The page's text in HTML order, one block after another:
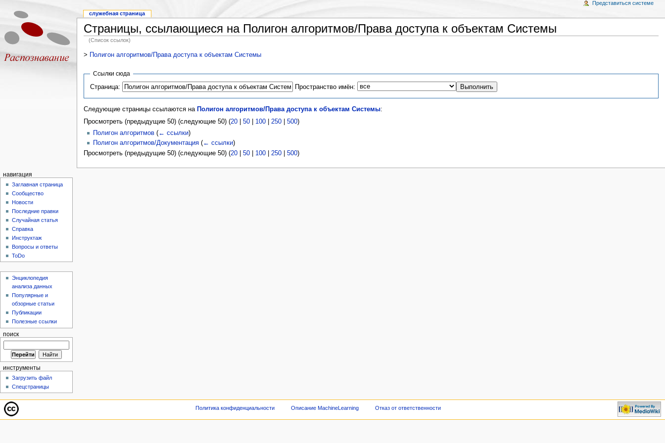
Страницы, ссылающиеся на Полигон алгоритмов/Права доступа к объектам Системы
(Список ссылок)
> Полигон алгоритмов/Права доступа к объектам Системы
Ссылки сюда
Страница:
Пространство имён:
Следующие страницы ссылаются на Полигон алгоритмов/Права доступа к объектам Системы:
Просмотреть (предыдущие 50) (следующие 50) (20| 50| 100| 250| 500)
Полигон алгоритмов (← ссылки)
Полигон алгоритмов/Документация (← ссылки)
Просмотреть (предыдущие 50) (следующие 50) (20| 50| 100| 250| 500)
служебная страница
Представиться системе
навигация
Заглавная страница
Сообщество
Новости
Последние правки
Случайная статья
Справка
Инструктаж
Вопросы и ответы
ToDo
Энциклопедия
анализа данных
Популярные и
обзорные статьи
Публикации
Полезные ссылки
поиск
инструменты
Загрузить файл
Спецстраницы
Политика конфиденциальности Описание MachineLearning Отказ от ответственности